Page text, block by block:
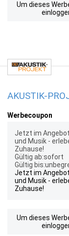
Um dieses
AKUSTIK-
Werbecoupon
Jetzt im
und Musik -
Zuhause!
Gültig ab:sofort
Gültig
Jetzt im
und Musik -
Zuhause!
Um dieses